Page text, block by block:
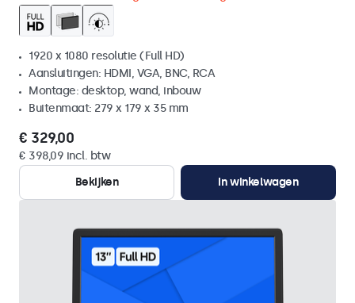
1920 x 1080 resolutie (Full HD)
Aansluitingen: HDMI, VGA, BNC, RCA
Montage: desktop, wand, inbouw
Buitenmaat: 279 x 179 x 35 mm
€ 329,00
€ 398,09 incl. btw
Bekijken
In winkelwagen